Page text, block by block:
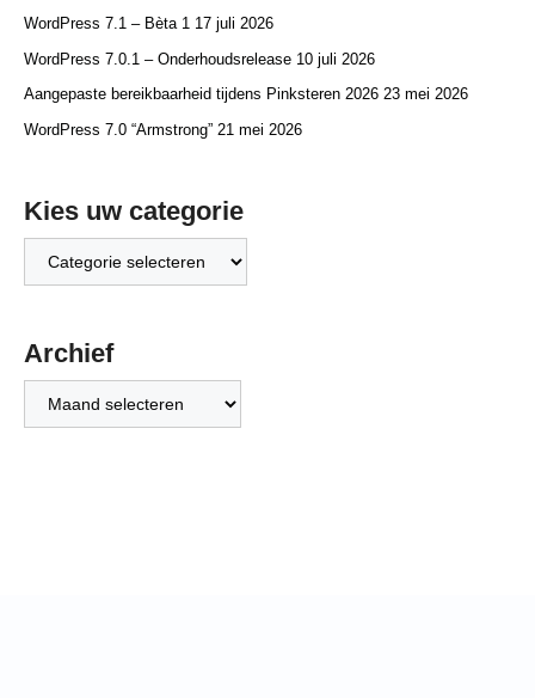
WordPress 7.1 – Bèta 1 17 juli 2026
WordPress 7.0.1 – Onderhoudsrelease 10 juli 2026
Aangepaste bereikbaarheid tijdens Pinksteren 2026 23 mei 2026
WordPress 7.0 “Armstrong” 21 mei 2026
Kies uw categorie
Archief